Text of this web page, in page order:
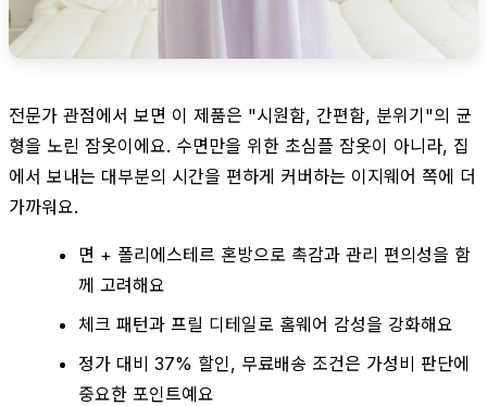
전문가 관점에서 보면 이 제품은 "시원함, 간편함, 분위기"의 균
형을 노린 잠옷이에요. 수면만을 위한 초심플 잠옷이 아니라, 집
에서 보내는 대부분의 시간을 편하게 커버하는 이지웨어 쪽에 더
가까워요.
면 + 폴리에스테르 혼방으로 촉감과 관리 편의성을 함
께 고려해요
체크 패턴과 프릴 디테일로 홈웨어 감성을 강화해요
정가 대비 37% 할인, 무료배송 조건은 가성비 판단에
중요한 포인트예요